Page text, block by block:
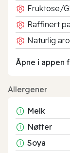
Fruktose/
Raffinert
Naturlig
Åpne i appen
Allergener
Melk
Nøtter
Soya